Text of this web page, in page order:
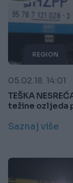
REGION
05.02.18. 14:01
TEŠKA
težine ozljeda
Saznaj više